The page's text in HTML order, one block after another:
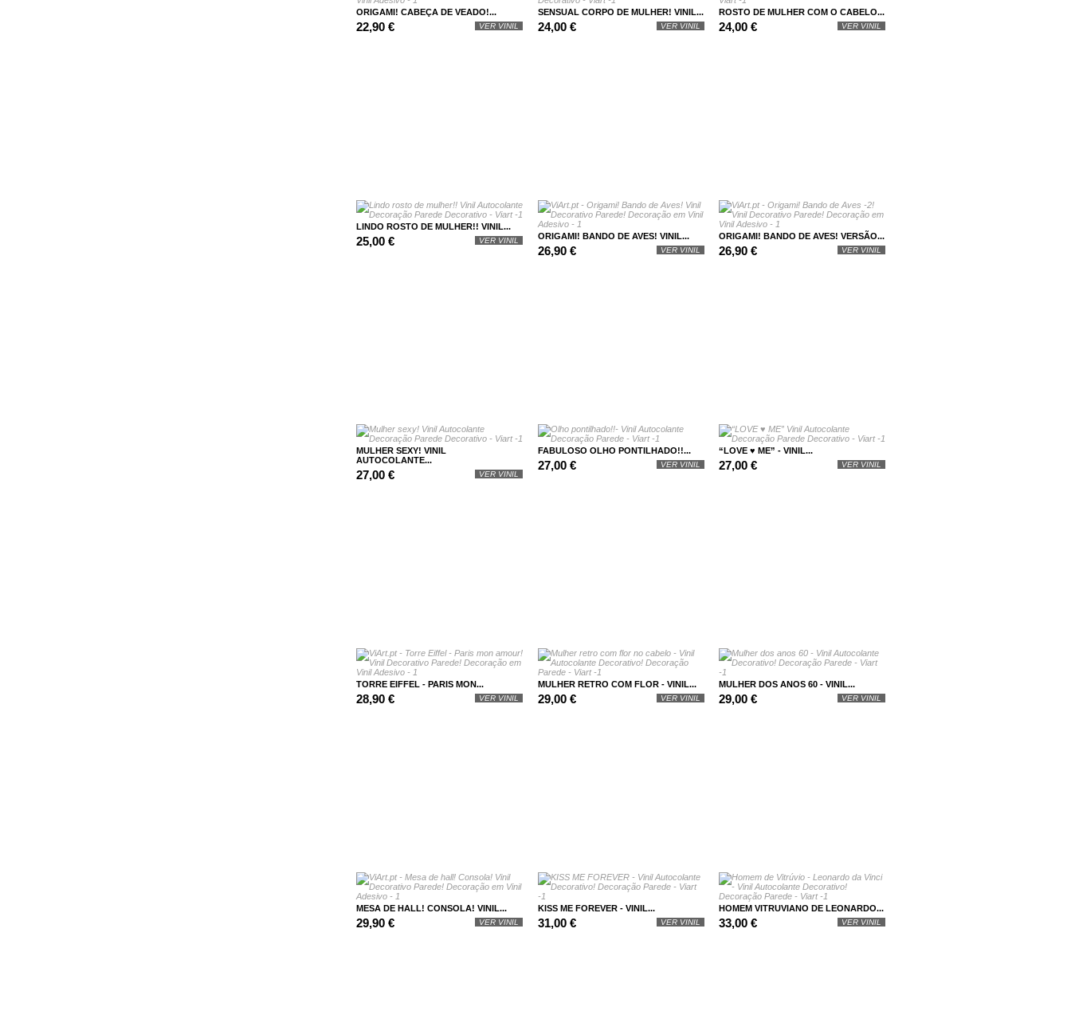
ORIGAMI! CABEÇA DE VEADO!...
22,90 € VER VINIL
SENSUAL CORPO DE MULHER! VINIL...
24,00 € VER VINIL
ROSTO DE MULHER COM O CABELO...
24,00 € VER VINIL
LINDO ROSTO DE MULHER!! VINIL...
25,00 € VER VINIL ORIGAMI! BANDO DE AVES! VINIL...
26,90 € VER VINIL
ORIGAMI! BANDO DE AVES! VERSÃO...
26,90 € VER VINIL
MULHER SEXY! VINIL
AUTOCOLANTE...
27,00 € VER VINIL
FABULOSO OLHO PONTILHADO!!...
27,00 € VER VINIL
“LOVE ♥ ME” - VINIL...
27,00 € VER VINIL
TORRE EIFFEL - PARIS MON...
28,90 € VER VINIL
MULHER RETRO COM FLOR - VINIL...
29,00 € VER VINIL
MULHER DOS ANOS 60 - VINIL...
29,00 € VER VINIL
MESA DE HALL! CONSOLA! VINIL...
29,90 € VER VINIL
KISS ME FOREVER - VINIL...
31,00 € VER VINIL
HOMEM VITRUVIANO DE LEONARDO...
33,00 € VER VINIL